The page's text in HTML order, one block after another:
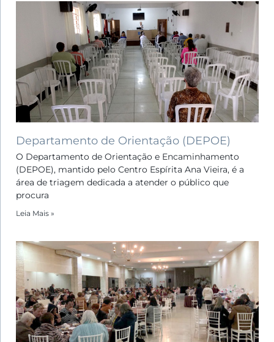
Departamento de Orientação (DEPOE)
O Departamento de Orientação e Encaminhamento
(DEPOE), mantido pelo Centro Espírita Ana Vieira, é a
área de triagem dedicada a atender o público que
procura
Leia Mais »